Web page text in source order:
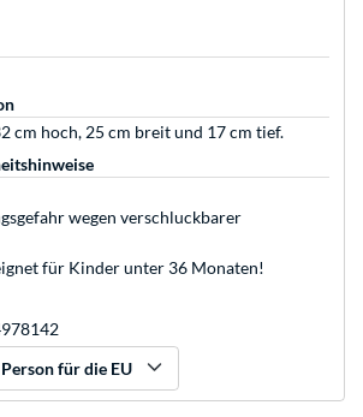
cm hoch, 25 cm breit und 17 cm tief.
wegen verschluckbarer
für Kinder unter 36 Monaten!
für die EU